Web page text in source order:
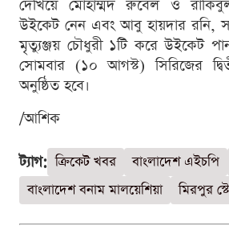
দেখিয়ে মোহাম্মদ রুবেল ও
উইকেট নেন এবং আবু হায়দার রনি,
মৃত্যুঞ্জয় চৌধুরী ১টি করে উইকেট
সোমবার (১০ আগস্ট) সিরিজের
অনুষ্ঠিত হবে।
/আশিক
ট্যাগ: ক্রিকেট খবর বাংলাদেশ এইচপি
বাংলাদেশ বনাম মালয়েশিয়া
মিরপুর